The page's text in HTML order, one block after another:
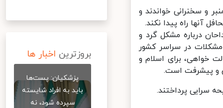
سخنرانی خواندند و
راه پیدا نکند.
درباره مشکل گرد و
در سراسر کشور
خواهی، برای اسلام و
و پیشرفت است.
سرایی پرداختند.
بروزترین اخبار ها
پزشکیان: پست‌ها
باید به افراد شایسته
سپرده شود، نه